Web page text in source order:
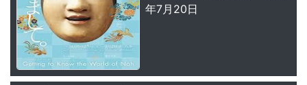
年7月20日